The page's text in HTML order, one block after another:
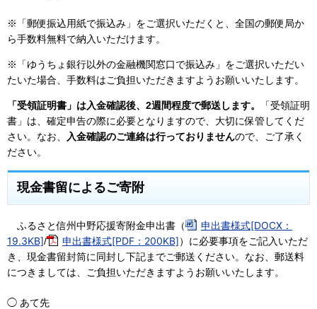
※「郵便振込用紙で振込み」をご選択いただくと、全国の郵便局か
ら手数料無料で納入いただけます。
※「ゆうちょ銀行以外の金融機関窓口で振込み」をご選択いただい
たいた場合、手数料はご負担いただきますようお願いいたします。
「受領証明書」は入金確認後、2週間程度で郵送します。
「受領証明
書」は、確定申告の際に必要となりますので、大切に保管してくだ
さい。なお、
入金確認のご連絡は行っておりませんので、ご了承く
ださい。
現金書留によるご寄附
ふるさと信州中野応援寄附金申出書 （
申出書様式[DOCX：
19.3KB]/ 申出書様式[PDF：200KB]） に必要事項をご記入いただ
き、現金書留封筒に同封し下記までご郵送ください。なお、郵送料
につきましては、ご負担いただきますようお願いいたします。
◯ あて先